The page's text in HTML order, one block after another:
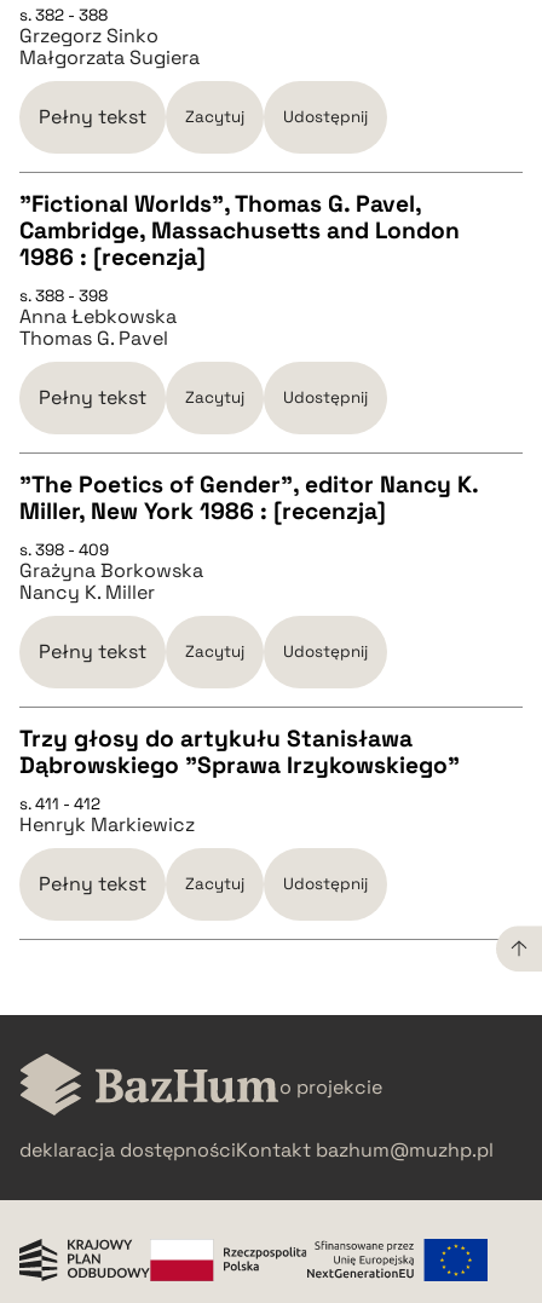
pobierz cytat
BIBTEX
pobierz cytat
s. 382 - 388
Grzegorz Sinko
Małgorzata Sugiera
Pełny tekst Zacytuj Udostępnij
CZYSTY TEKST
pobierz cytat
BIBTEX
"Fictional Worlds", Thomas G. Pavel,
Cambridge, Massachusetts and London
1986 : [recenzja]
s. 388 - 398
Anna Łebkowska
Thomas G. Pavel
Pełny tekst Zacytuj Udostępnij
pobierz cytat
pobierz cytat
"The Poetics of Gender", editor Nancy K.
Miller, New York 1986 : [recenzja]
s. 398 - 409
Grażyna Borkowska
Nancy K. Miller
Pełny tekst Zacytuj Udostępnij
CZYSTY TEKST
pobierz cytat
BIBTEX
Trzy głosy do artykułu Stanisława
Dąbrowskiego "Sprawa Irzykowskiego"
s. 411 - 412
Henryk Markiewicz
Pełny tekst Zacytuj Udostępnij
CZYSTY TEKST
pobierz cytat
BIBTEX
o projekcie
deklaracja dostępnościKontakt bazhum@muzhp.pl